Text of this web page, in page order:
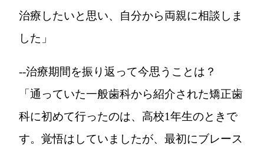
治療したいと思い、自分から両親に相談しま
した」
--治療期間を振り返って今思うことは？
「通っていた一般歯科から紹介された矯正歯
科に初めて行ったのは、高校1年生のときで
す。覚悟はしていましたが、最初にブレース